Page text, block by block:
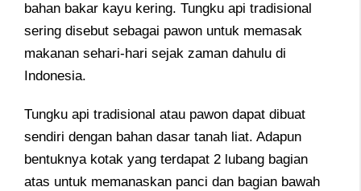
bahan bakar kayu kering. Tungku api tradisional
sering disebut sebagai pawon untuk memasak
makanan sehari-hari sejak zaman dahulu di
Indonesia.
Tungku api tradisional atau pawon dapat dibuat
sendiri dengan bahan dasar tanah liat. Adapun
bentuknya kotak yang terdapat 2 lubang bagian
atas untuk memanaskan panci dan bagian bawah